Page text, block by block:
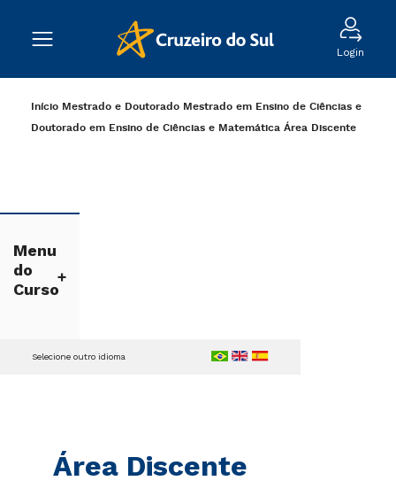
Login
Início Mestrado e Doutorado Mestrado em Ensino de Ciências e
Doutorado em Ensino de Ciências e Matemática Área Discente
Menu
do
Curso
Área Discente
Selecione outro idioma